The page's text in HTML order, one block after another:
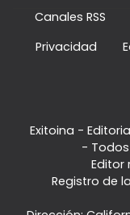
Canales RSS
Privacidad
Exitoina -
-
Editor
Registro de